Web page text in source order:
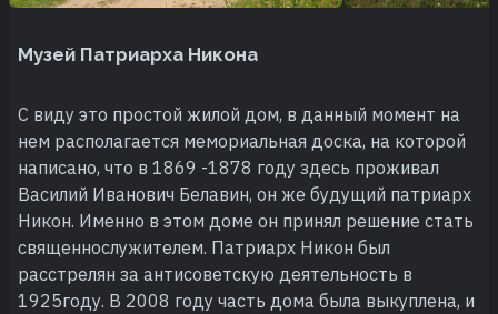
Музей Патриарха Никона
С виду это простой жилой дом, в данный момент на
нем располагается мемориальная доска, на которой
написано, что в 1869 -1878 году здесь проживал
Василий Иванович Белавин, он же будущий патриарх
Никон. Именно в этом доме он принял решение стать
священнослужителем. Патриарх Никон был
расстрелян за антисоветскую деятельность в
1925году. В 2008 году часть дома была выкуплена, и